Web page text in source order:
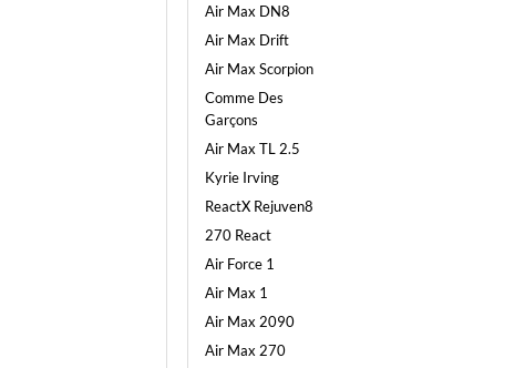
Air Max DN8
Air Max Drift
Air Max Scorpion
Comme Des
Garçons
Air Max TL 2.5
Kyrie Irving
ReactX Rejuven8
270 React
Air Force 1
Air Max 1
Air Max 2090
Air Max 270